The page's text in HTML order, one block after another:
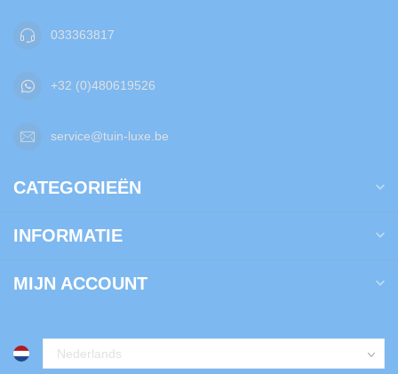
033363817
+32 (0)480619526
service@tuin-luxe.be
CATEGORIEËN
INFORMATIE
MIJN ACCOUNT